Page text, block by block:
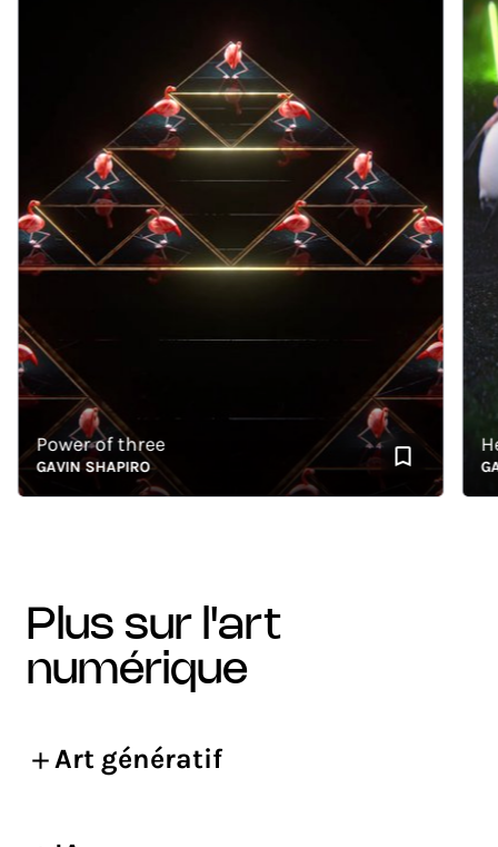
Power of three
GAVIN SHAPIRO
plus sur l'art
numérique
Art génératif